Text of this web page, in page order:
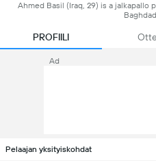
Ahmed Basil (Iraq, 29) is a jalkapallo
PROFIILI
Ad
Pelaajan yksityiskohdat